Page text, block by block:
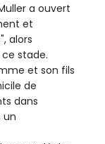
a ouvert
et
alors
stade.
et son fils
de
dans
un